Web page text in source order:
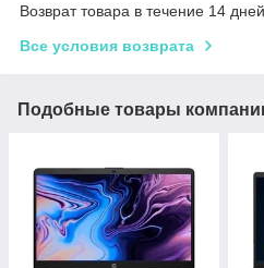
Возврат товара в течение 14
Все условия возврата
Подобные товары